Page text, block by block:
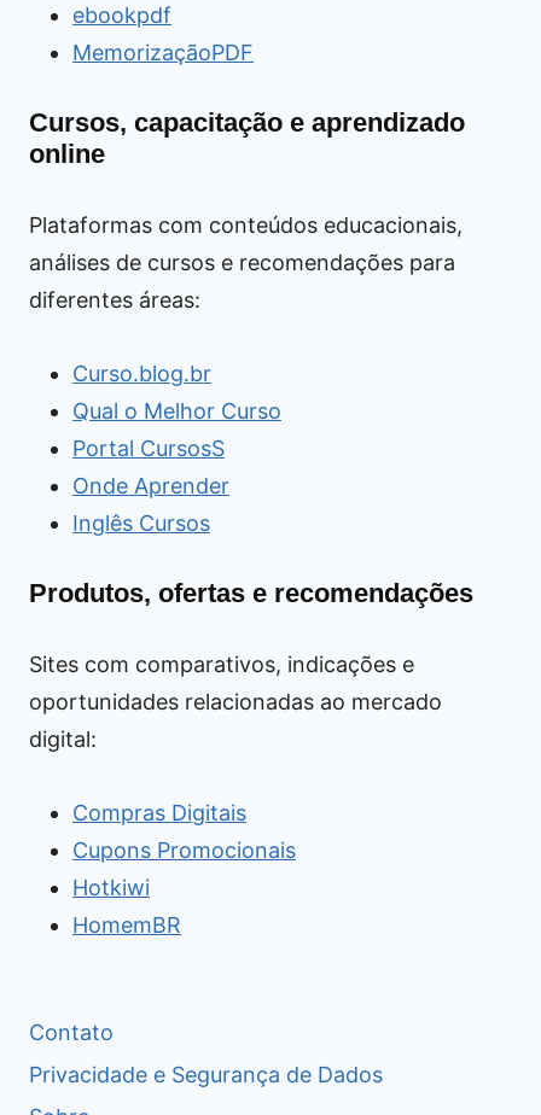
ebookpdf
MemorizaçãoPDF
Cursos, capacitação e aprendizado
online
Plataformas com conteúdos educacionais,
análises de cursos e recomendações para
diferentes áreas:
Curso.blog.br
Qual o Melhor Curso
Portal CursosS
Onde Aprender
Inglês Cursos
Produtos, ofertas e recomendações
Sites com comparativos, indicações e
oportunidades relacionadas ao mercado
digital:
Compras Digitais
Cupons Promocionais
Hotkiwi
HomemBR
Contato
Privacidade e Segurança de Dados